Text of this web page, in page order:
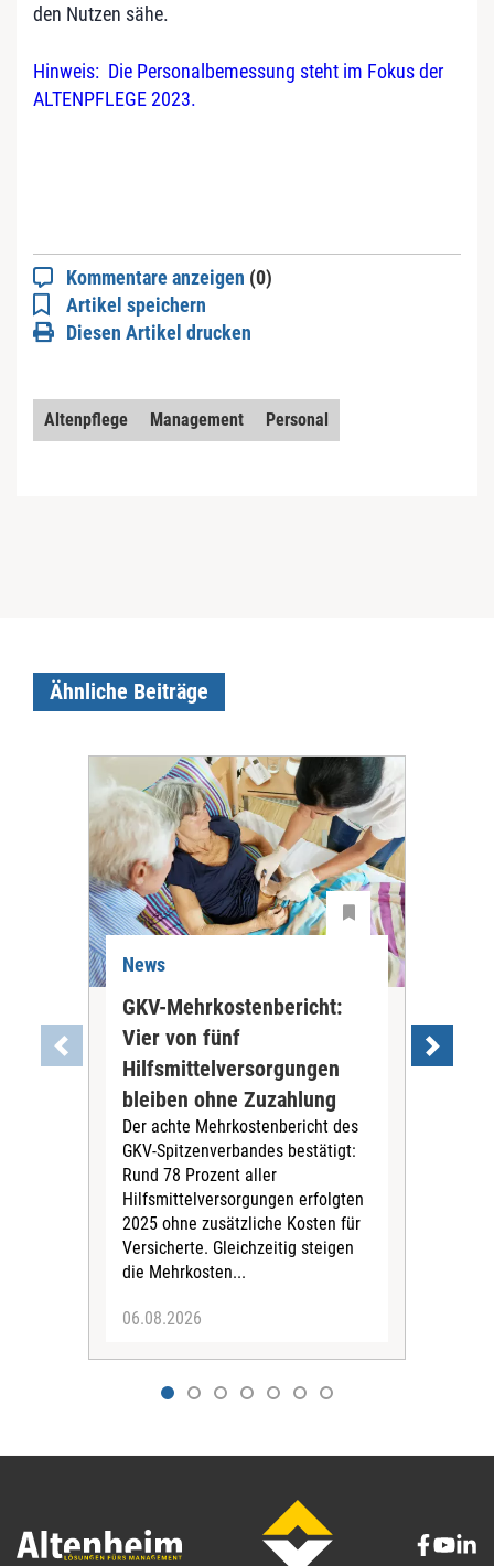
den Nutzen sähe.
Hinweis: Die Personalbemessung steht im Fokus der
ALTENPFLEGE 2023.
Kommentare anzeigen (0)
Artikel speichern
Diesen Artikel drucken
Altenpflege Management Personal
Ähnliche Beiträge
News
GKV-Mehrkostenbericht:
Vier von fünf
Hilfsmittelversorgungen
bleiben ohne Zuzahlung
Der achte Mehrkostenbericht des
GKV-Spitzenverbandes bestätigt:
Rund 78 Prozent aller
Hilfsmittelversorgungen erfolgten
2025 ohne zusätzliche Kosten für
Versicherte. Gleichzeitig steigen
die Mehrkosten...
06.08.2026